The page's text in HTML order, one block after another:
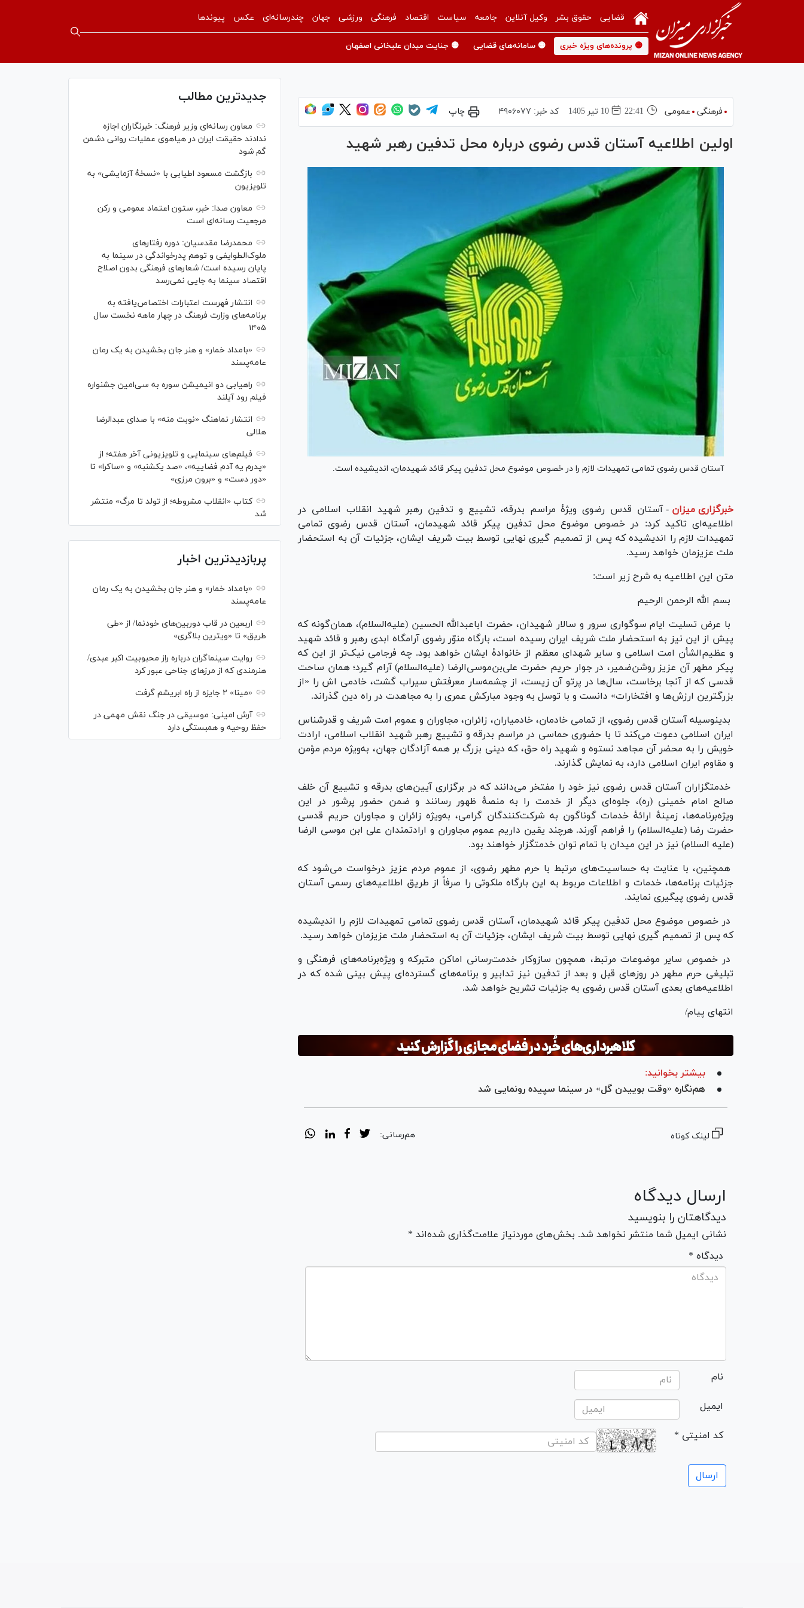
قضایی حقوق بشر وکیل آنلاین جامعه سیاست اقتصاد فرهنگی ورزشی جهان چندرسانه‌ای عکس پیوندها
🟡 پرونده‌های ویژه خبری 🟡 سامانه‌های قضایی 🟡 جنایت میدان علیخانی اصفهان
فرهنگی عمومی 22:41 10 تير 1405 کد خبر: ۴۹۰۶۰۷۷ چاپ
اولین اطلاعیه آستان قدس رضوی درباره محل تدفین رهبر شهید
آستان قدس رضوی تمامی تمهیدات لازم را در خصوص موضوع محل تدفین پیکر قائد شهیدمان، اندیشیده است.
خبرگزاری میزان - آستان قدس رضوی ویژهٔ مراسم بدرقه، تشییع و تدفین رهبر شهید انقلاب اسلامی در
اطلاعیه‌ای تاکید کرد: در خصوص موضوع محل تدفین پیکر قائد شهیدمان، آستان قدس رضوی تمامی
تمهیدات لازم را اندیشیده که پس از تصمیم گیری نهایی توسط بیت شریف ایشان، جزئیات آن به استحضار
ملت عزیزمان خواهد رسید.
متن این اطلاعیه به شرح زیر است:
بسم الله الرحمن الرحیم
با عرض تسلیت ایام سوگواری سرور و سالار شهیدان، حضرت اباعبدالله الحسین (علیه‌السلام)، همان‌گونه که
پیش از این نیز به استحضار ملت شریف ایران رسیده است، بارگاه منوّر رضوی آرامگاه ابدی رهبر و قائد شهید
و عظیم‌الشأن امت اسلامی و سایر شهدای معظم از خانوادهٔ ایشان خواهد بود. چه فرجامی نیک‌تر از این که
پیکر مطهر آن عزیز روشن‌ضمیر، در جوار حریم حضرت علی‌بن‌موسی‌الرضا (علیه‌السلام) آرام گیرد؛ همان ساحت
قدسی که از آنجا برخاست، سال‌ها در پرتو آن زیست، از چشمه‌سار معرفتش سیراب گشت، خادمی اش را «از
بزرگترین ارزش‌ها و افتخارات» دانست و با توسل به وجود مبارکش عمری را به مجاهدت در راه دین گذراند.
بدینوسیله آستان قدس رضوی، از تمامی خادمان، خادمیاران، زائران، مجاوران و عموم امت شریف و قدرشناس
ایران اسلامی دعوت می‌کند تا با حضوری حماسی در مراسم بدرقه و تشییع رهبر شهید انقلاب اسلامی، ارادت
خویش را به محضر آن مجاهد نستوه و شهید راه حق، که دینی بزرگ بر همه آزادگان جهان، به‌ویژه مردم مؤمن
و مقاوم ایران اسلامی دارد، به نمایش گذارند.
خدمتگزاران آستان قدس رضوی نیز خود را مفتخر می‌دانند که در برگزاری آیین‌های بدرقه و تشییع آن خلف
صالح امام خمینی (ره)، جلو‌ه‌ای دیگر از خدمت را به منصهٔ ظهور رسانند و ضمن حضور پرشور در این
ویژه‌برنامه‌ها، زمینهٔ ارائهٔ خدمات گوناگون به شرکت‌کنندگان گرامی، به‌ویژه زائران و مجاوران حریم قدسی
حضرت رضا (علیه‌السلام) را فراهم آورند. هرچند یقین داریم عموم مجاوران و ارادتمندان علی ابن موسی الرضا
(علیه السلام) نیز در این میدان با تمام توان خدمتگزار خواهند بود.
همچنین، با عنایت به حساسیت‌های مرتبط با حرم مطهر رضوی، از عموم مردم عزیز درخواست می‌شود که
جزئیات برنامه‌ها، خدمات و اطلاعات مربوط به این بارگاه ملکوتی را صرفاً از طریق اطلاعیه‌های رسمی آستان
قدس رضوی پیگیری نمایند.
در خصوص موضوع محل تدفین پیکر قائد شهیدمان، آستان قدس رضوی تمامی تمهیدات لازم را اندیشیده
که پس از تصمیم گیری نهایی توسط بیت شریف ایشان، جزئیات آن به استحضار ملت عزیزمان خواهد رسید.
در خصوص سایر موضوعات مرتبط، همچون سازوکار خدمت‌رسانی اماکن متبرکه و ویژه‌برنامه‌های فرهنگی و
تبلیغی حرم مطهر در روز‌های قبل و بعد از تدفین نیز تدابیر و برنامه‌های گسترده‌ای پیش بینی شده که در
اطلاعیه‌های بعدی آستان قدس رضوی به جزئیات تشریح خواهد شد.
انتهای پیام/
بیشتر بخوانید:
هم‌نگاره «وقت بوییدن گل» در سینما سپیده رونمایی شد
لینک کوتاه هم‌رسانی:
ارسال دیدگاه
دیدگاهتان را بنویسید
نشانی ایمیل شما منتشر نخواهد شد. بخش‌های موردنیاز علامت‌گذاری شده‌اند *
* دیدگاه
نام
ایمیل
* کد امنیتی
جدیدترین مطالب
معاون رسانه‌ای وزیر فرهنگ: خبرنگاران اجازه
ندادند حقیقت ایران در هیاهوی عملیات روانی دشمن
گم شود
بازگشت مسعود اطیابی با «نسخهٔ آزمایشی» به
تلویزیون
معاون صدا: خبر، ستون اعتماد عمومی و رکن
مرجعیت رسانه‌ای است
محمدرضا مقدسیان: دوره رفتارهای
ملوک‌الطوایفی و توهم پدرخواندگی در سینما به
پایان رسیده است/ شعارهای فرهنگی بدون اصلاح
اقتصاد سینما به جایی نمی‌رسد
انتشار فهرست اعتبارات اختصاص‌یافته به
برنامه‌های وزارت فرهنگ در چهار ماهه نخست سال
۱۴۰۵
«بامداد خمار» و هنر جان بخشیدن به یک رمان
عامه‌پسند
راهیابی دو انیمیشن سوره به سی‌امین جشنواره
فیلم رود آیلند
انتشار نماهنگ «نوبت منه» با صدای عبدالرضا
هلالی
فیلم‌های سینمایی و تلویزیونی آخر هفته؛ از
«پدرم یه آدم فضاییه»، «صد یکشنبه» و «ساکرا» تا
«دور دست» و «برون مرزی»
کتاب «انقلاب مشروطه؛ از تولد تا مرگ» منتشر
شد
پربازدیدترین اخبار
«بامداد خمار» و هنر جان بخشیدن به یک رمان
عامه‌پسند
اربعین در قاب دوربین‌های خودنما/ از «طی
طریق» تا «ویترین بلاگری»
روایت سینماگران درباره راز محبوبیت اکبر عبدی/
هنرمندی که از مرزهای جناحی عبور کرد
«مینا» ۲ جایزه از راه ابریشم گرفت
آرش امینی: موسیقی در جنگ نقش مهمی در
حفظ روحیه و همبستگی دارد